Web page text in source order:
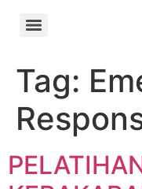
Tag: